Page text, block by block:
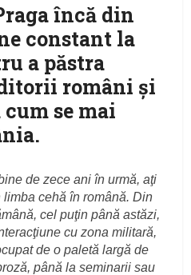
încă din
constant la
a păstra
români şi
se mai
de zece ani în urmă, aţi
limba cehă în română. Din
cel puţin până astăzi,
cu zona militară,
de o paletă largă de
până la seminarii sau